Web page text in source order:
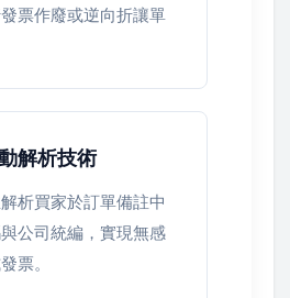
票作廢或逆向折讓單
解析技術
析買家於訂單備註中
公司統編，實現無感
票。